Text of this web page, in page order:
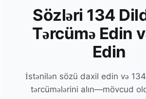
Sözləri 134
Tərcümə Edin
Edin
İstənilən sözü daxil edin və
tərcümələrini alın—mövcud